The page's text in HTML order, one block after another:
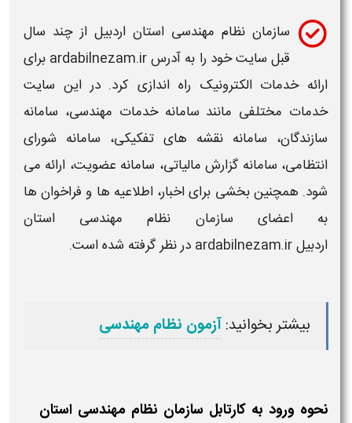
سازمان نظام مهندسی استان اردبیل از چند سال
قبل سایتخود را به آدرسardabilnezam.ir برای
ارائه خدمات الکترونیک راه اندازی کرد. در این سایت
خدمات مختلفی مانند سامانه خدمات مهندسی، سامانه
سازندگان، سامانه نقشه های تفکیکی، سامانه شورای
انتظامی، سامانه گزارش مالیاتی، سامانه عضویت، ارائه می
شود. همچنین بخشی برای اخبار، اطلاعیه ها و فراخوان ها
به اعضای سازمان نظام مهندسی استان
اردبیل ardabilnezam.ir
در نظر گرفته شده است.
بیشتر بخوانید:آزمون نظام مهندسی
نحوه ورود به کارتابل سازمان نظام مهندسی استان